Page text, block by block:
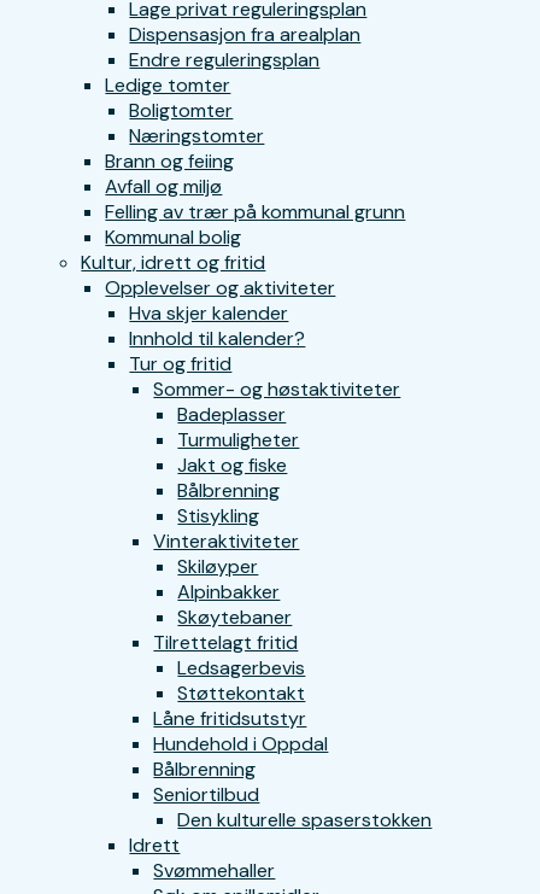
Lage privat reguleringsplan
Dispensasjon fra arealplan
Endre reguleringsplan
Ledige tomter
Boligtomter
Næringstomter
Brann og feiing
Avfall og miljø
Felling av trær på kommunal grunn
Kommunal bolig
Kultur, idrett og fritid
Opplevelser og aktiviteter
Hva skjer kalender
Innhold til kalender?
Tur og fritid
Sommer- og høstaktiviteter
Badeplasser
Turmuligheter
Jakt og fiske
Bålbrenning
Stisykling
Vinteraktiviteter
Skiløyper
Alpinbakker
Skøytebaner
Tilrettelagt fritid
Ledsagerbevis
Støttekontakt
Låne fritidsutstyr
Hundehold i Oppdal
Bålbrenning
Seniortilbud
Den kulturelle spaserstokken
Idrett
Svømmehaller